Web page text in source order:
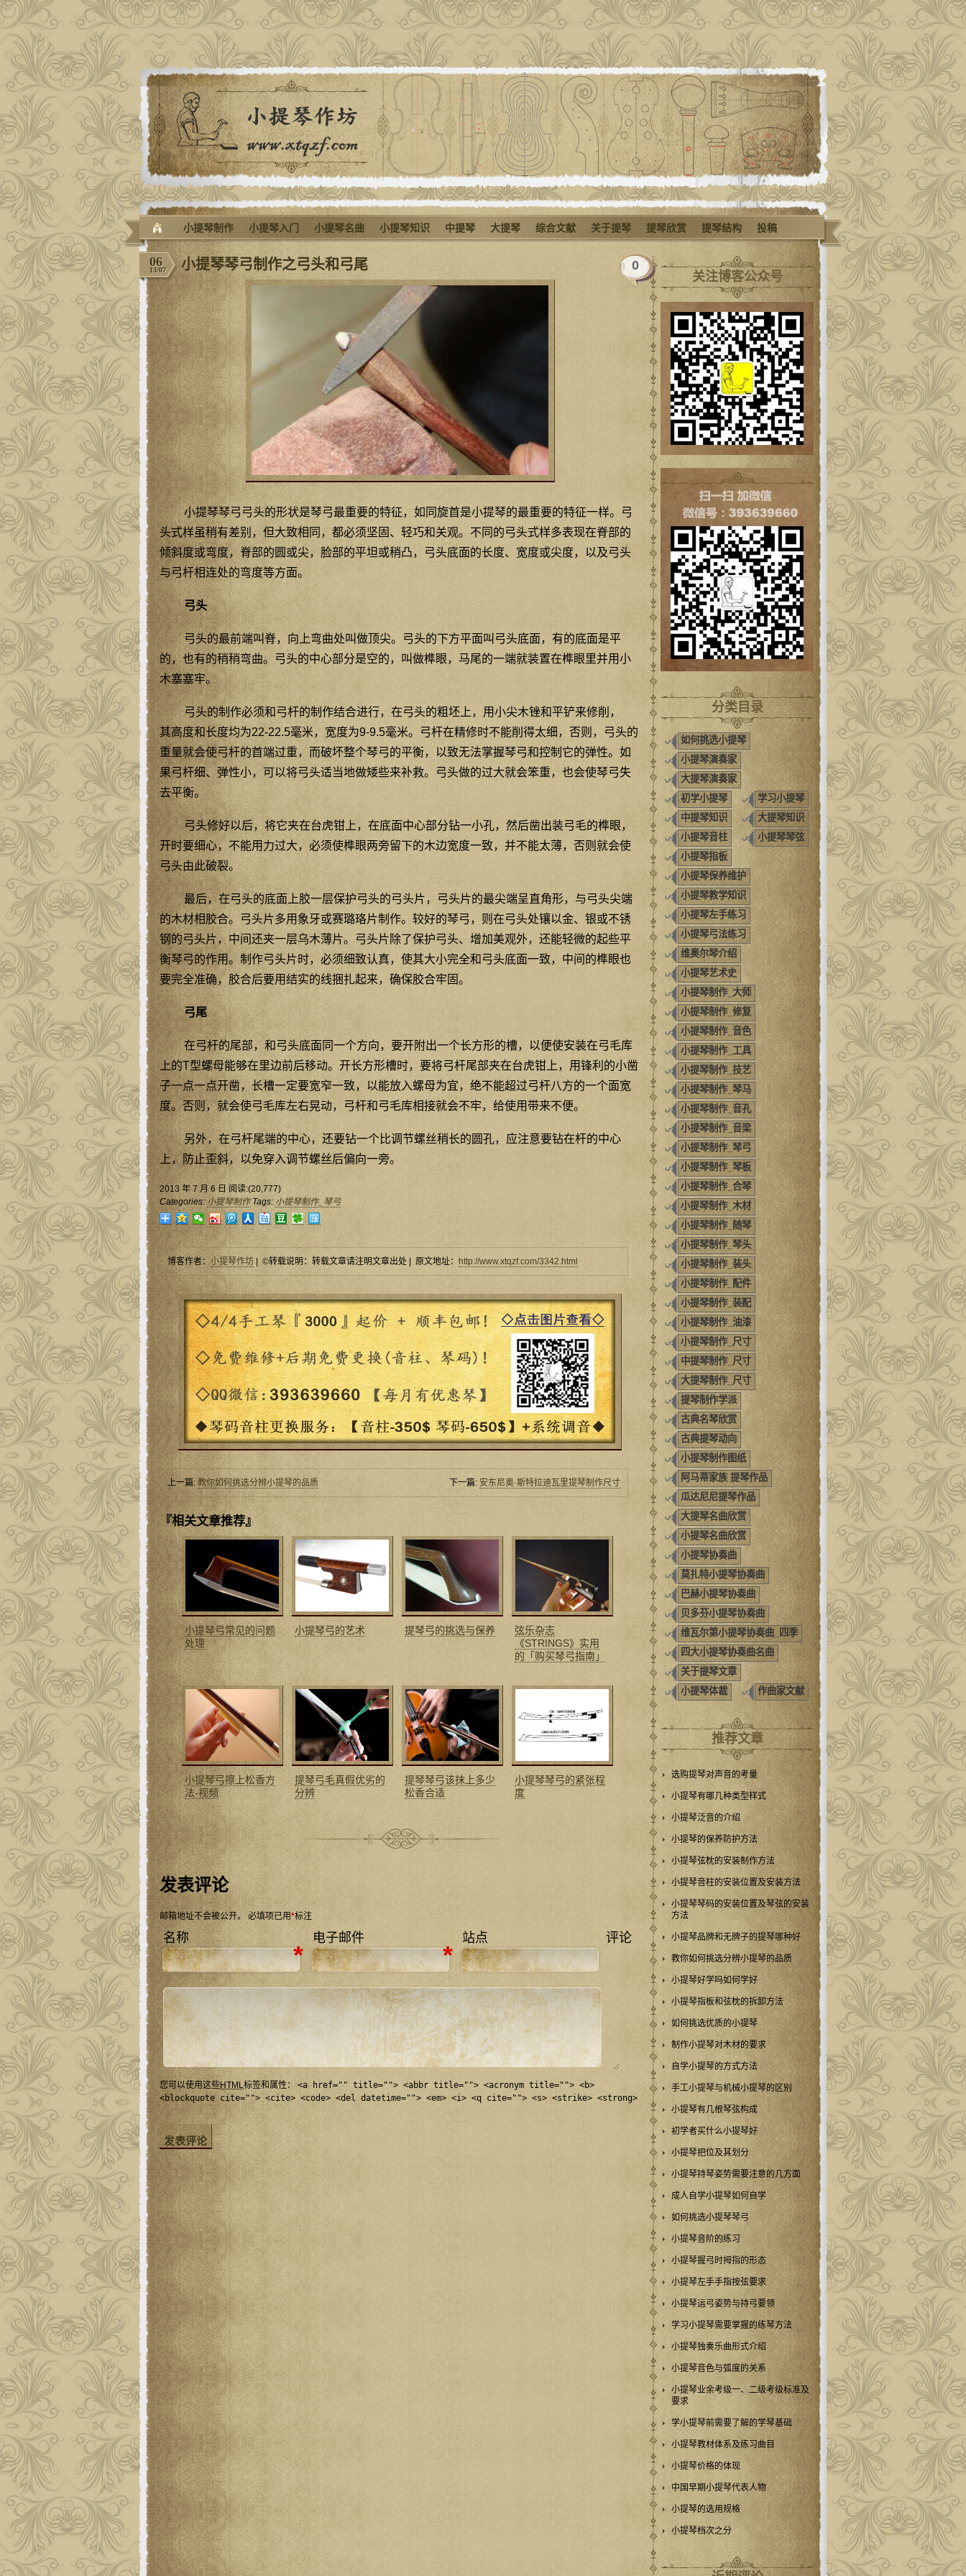
小提琴制作 小提琴入门 小提琴名曲 小提琴知识 中提琴 大提琴 综合文献 关于提琴 提琴欣赏 提琴结构 投稿
小提琴琴弓制作之弓头和弓尾
小提琴琴弓弓头的形状是琴弓最重要的特征，如同旋首是小提琴的最重要的特征一样。弓
头式样虽稍有差别，但大致相同，都必须坚固、轻巧和关观。不同的弓头式样多表现在脊部的
倾斜度或弯度，脊部的圆或尖，脸部的平坦或稍凸，弓头底面的长度、宽度或尖度，以及弓头
与弓杆相连处的弯度等方面。
弓头
弓头的最前端叫脊，向上弯曲处叫做顶尖。弓头的下方平面叫弓头底面，有的底面是平
的，也有的稍稍弯曲。弓头的中心部分是空的，叫做榫眼，马尾的一端就装置在榫眼里并用小
木塞塞牢。
弓头的制作必须和弓杆的制作结合进行，在弓头的粗坯上，用小尖木锉和平铲来修削，
其高度和长度均为22-22.5毫米，宽度为9-9.5毫米。弓杆在精修时不能削得太细，否则，弓头的
重量就会使弓杆的首端过重，而破坏整个琴弓的平衡，以致无法掌握琴弓和控制它的弹性。如
果弓杆细、弹性小，可以将弓头适当地做矮些来补救。弓头做的过大就会笨重，也会使琴弓失
去平衡。
弓头修好以后，将它夹在台虎钳上，在底面中心部分钻一小孔，然后凿出装弓毛的榫眼，
开时要细心，不能用力过大，必须使榫眼两旁留下的木边宽度一致，并不能太薄，否则就会使
弓头由此破裂。
最后，在弓头的底面上胶一层保护弓头的弓头片，弓头片的最尖端呈直角形，与弓头尖端
的木材相胶合。弓头片多用象牙或赛璐珞片制作。较好的琴弓，则在弓头处镶以金、银或不锈
钢的弓头片，中间还夹一层乌木薄片。弓头片除了保护弓头、增加美观外，还能轻微的起些平
衡琴弓的作用。制作弓头片时，必须细致认真，使其大小完全和弓头底面一致，中间的榫眼也
要完全准确，胶合后要用结实的线捆扎起来，确保胶合牢固。
弓尾
在弓杆的尾部，和弓头底面同一个方向，要开附出一个长方形的槽，以便使安装在弓毛库
上的T型螺母能够在里边前后移动。开长方形槽时，要将弓杆尾部夹在台虎钳上，用锋利的小凿
子一点一点开凿，长槽一定要宽窄一致，以能放入螺母为宜，绝不能超过弓杆八方的一个面宽
度。否则，就会使弓毛库左右晃动，弓杆和弓毛库相接就会不牢，给使用带来不便。
另外，在弓杆尾端的中心，还要钻一个比调节螺丝稍长的圆孔，应注意要钻在杆的中心
上，防止歪斜，以免穿入调节螺丝后偏向一旁。
2013 年 7 月 6 日 阅读:(20,777)
0
06
13/07
Categories: 小提琴制作Tags: 小提琴制作_琴弓
博客作者： 小提琴作坊 | ©转载说明：转载文章请注明文章出处 | 原文地址： http://www.xtqzf.com/3342.html
上一篇: 教你如何挑选分辨小提琴的品质 下一篇: 安东尼奥·斯特拉迪瓦里提琴制作尺寸
『相关文章推荐』
小提琴弓常见的问题
处理
小提琴弓的艺术 提琴弓的挑选与保养
弦乐杂志
《STRINGS》实用
的「购买琴弓指南」
小提琴弓擦上松香方
法-视频
提琴弓毛真假优劣的
分辨
提琴琴弓该抹上多少
松香合适
小提琴琴弓的紧张程
度
发表评论
邮箱地址不会被公开。 必填项已用*标注
名称
*
电子邮件
*
站点 评论
您可以使用这些HTML标签和属性： <a href="" title=""> <abbr title=""> <acronym title=""> <b>
<blockquote cite=""> <cite> <code> <del datetime=""> <em> <i> <q cite=""> <s> <strike> <strong>
关注博客公众号
分类目录
如何挑选小提琴
小提琴演奏家
大提琴演奏家
初学小提琴
学习小提琴
中提琴知识
大提琴知识
小提琴音柱
小提琴琴弦
小提琴指板
小提琴保养维护
小提琴教学知识
小提琴左手练习
小提琴弓法练习
维奥尔琴介绍
小提琴艺术史
小提琴制作_大师
小提琴制作_修复
小提琴制作_音色
小提琴制作_工具
小提琴制作_技艺
小提琴制作_琴马
小提琴制作_音孔
小提琴制作_音梁
小提琴制作_琴弓
小提琴制作_琴板
小提琴制作_合琴
小提琴制作_木材
小提琴制作_随琴
小提琴制作_琴头
小提琴制作_装头
小提琴制作_配件
小提琴制作_装配
小提琴制作_油漆
小提琴制作_尺寸
中提琴制作_尺寸
大提琴制作_尺寸
提琴制作学派
古典名琴欣赏
古典提琴动向
小提琴制作图纸
阿马蒂家族 提琴作品
瓜达尼尼提琴作品
大提琴名曲欣赏
小提琴名曲欣赏
小提琴协奏曲
莫扎特小提琴协奏曲
巴赫小提琴协奏曲
贝多芬小提琴协奏曲
维瓦尔第小提琴协奏曲_四季
四大小提琴协奏曲名曲
关于提琴文章
小提琴体裁
作曲家文献
推荐文章
选购提琴对声音的考量
小提琴有哪几种类型样式
小提琴泛音的介绍
小提琴的保养防护方法
小提琴弦枕的安装制作方法
小提琴音柱的安装位置及安装方法
小提琴琴码的安装位置及琴弦的安装
方法
小提琴品牌和无牌子的提琴哪种好
教你如何挑选分辨小提琴的品质
小提琴好学吗如何学好
小提琴指板和弦枕的拆卸方法
如何挑选优质的小提琴
制作小提琴对木材的要求
自学小提琴的方式方法
手工小提琴与机械小提琴的区别
小提琴有几根琴弦构成
初学者买什么小提琴好
小提琴把位及其划分
小提琴持琴姿势需要注意的几方面
成人自学小提琴如何自学
如何挑选小提琴琴弓
小提琴音阶的练习
小提琴握弓时拇指的形态
小提琴左手手指按弦要求
小提琴运弓姿势与持弓要领
学习小提琴需要掌握的练琴方法
小提琴独奏乐曲形式介绍
小提琴音色与弧度的关系
小提琴业余考级一、二级考级标准及
要求
学小提琴前需要了解的学琴基础
小提琴教材体系及练习曲目
小提琴价格的体现
中国早期小提琴代表人物
小提琴的选用规格
小提琴档次之分